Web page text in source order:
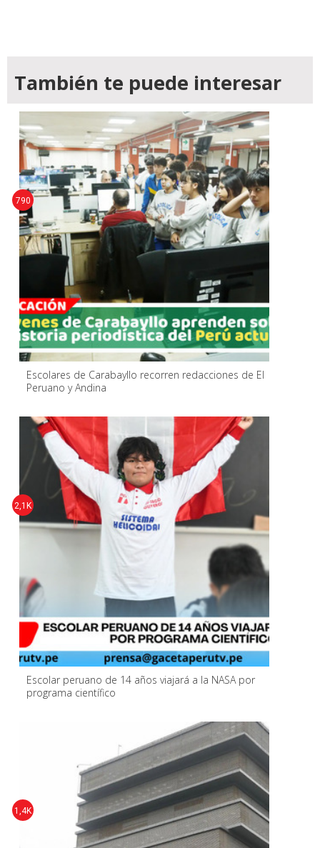
También te puede interesar
Escolares de Carabayllo recorren redacciones de El
Peruano y Andina
790
Escolar peruano de 14 años viajará a la NASA por
programa científico
2,1K
1,4K